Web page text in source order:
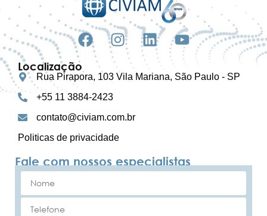
Localização
Rua Pirapora, 103 Vila Mariana, São Paulo - SP
+55 11 3884-2423
contato@civiam.com.br
Politicas de privacidade
Fale com nossos especialistas